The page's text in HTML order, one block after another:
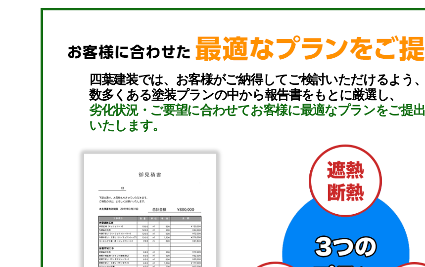
四葉建装では、お客様がご納得してご検討いただけるよう、
数多くある塗装プランの中から報告書をもとに厳選し、
劣化状況・ご要望に合わせてお客様に最適なプランをご提出
いたします。